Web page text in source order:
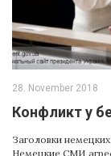
28. November 2018
Конфликт у
Заголовки
Немецкие СМИ